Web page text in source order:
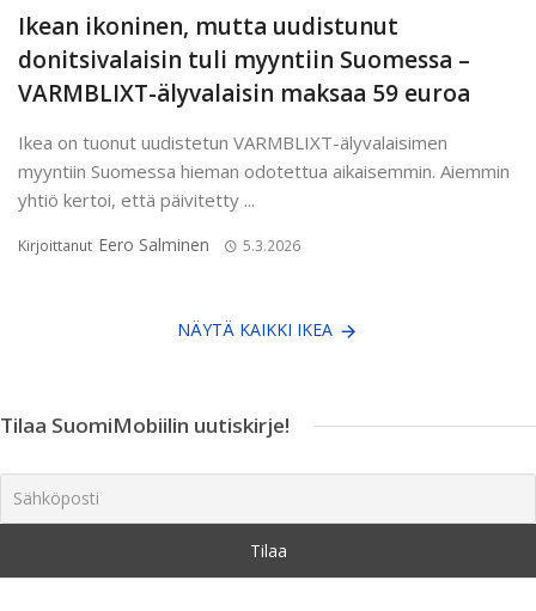
Ikean ikoninen, mutta uudistunut
donitsivalaisin tuli myyntiin Suomessa –
VARMBLIXT-älyvalaisin maksaa 59 euroa
Ikea on tuonut uudistetun VARMBLIXT-älyvalaisimen
myyntiin Suomessa hieman odotettua aikaisemmin. Aiemmin
yhtiö kertoi, että päivitetty ...
Kirjoittanut Eero Salminen 5.3.2026
NÄYTÄ KAIKKI IKEA
Tilaa SuomiMobiilin uutiskirje!